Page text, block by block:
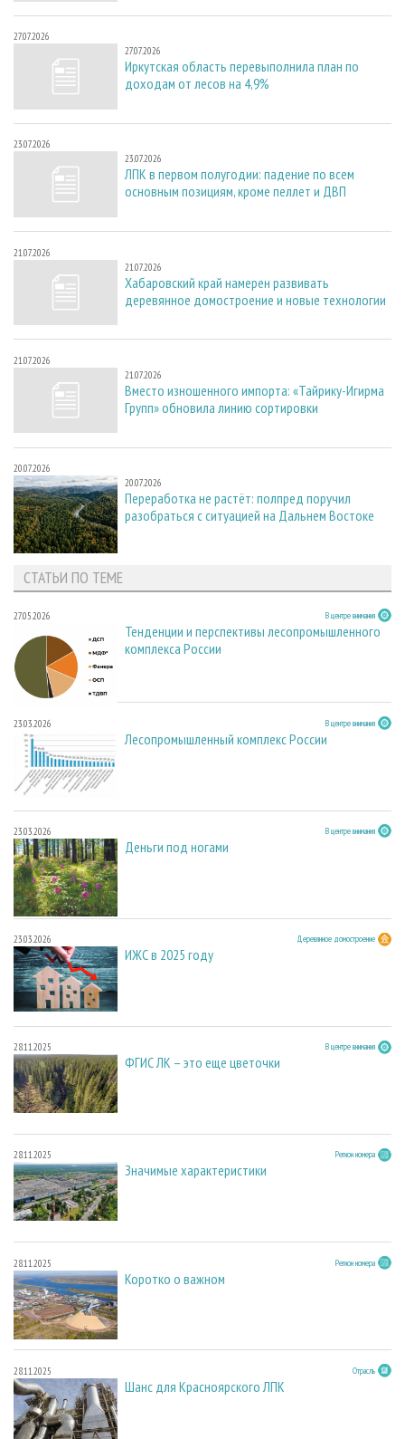
27.07.2026
27.07.2026
Иркутская область перевыполнила план по
доходам от лесов на 4,9%
23.07.2026
23.07.2026
ЛПК в первом полугодии: падение по всем
основным позициям, кроме пеллет и ДВП
21.07.2026
21.07.2026
Хабаровский край намерен развивать
деревянное домостроение и новые технологии
21.07.2026
21.07.2026
Вместо изношенного импорта: «Тайрику-Игирма
Групп» обновила линию сортировки
20.07.2026
20.07.2026
Переработка не растёт: полпред поручил
разобраться с ситуацией на Дальнем Востоке
СТАТЬИ ПО ТЕМЕ
27.05.2026 В центре внимания
Тенденции и перспективы лесопромышленного
комплекса России
23.03.2026 В центре внимания
Лесопромышленный комплекс России
23.03.2026 В центре внимания
Деньги под ногами
23.03.2026 Деревянное домостроение
ИЖС в 2025 году
28.11.2025 В центре внимания
ФГИС ЛК – это еще цветочки
28.11.2025 Регион номера
Значимые характеристики
28.11.2025 Регион номера
Коротко о важном
28.11.2025 Отрасль
Шанс для Красноярского ЛПК